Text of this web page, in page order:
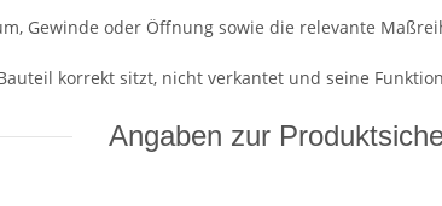
Gewinde oder Öffnung sowie die relevante
korrekt sitzt, nicht verkantet und seine
Angaben zur